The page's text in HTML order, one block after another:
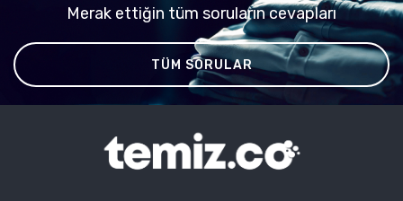
Merak ettiğin tüm soruların cevapları
TÜM SORULAR